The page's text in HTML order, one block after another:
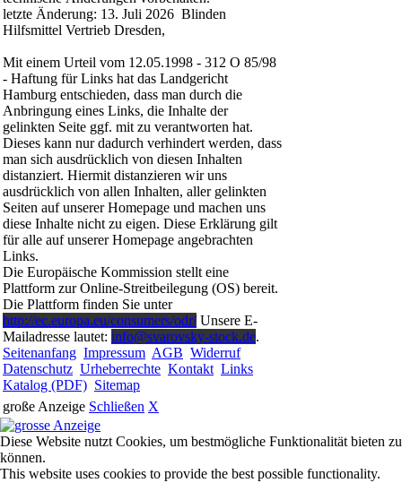
letzte Änderung: 13. Juli 2026 Blinden
Hilfsmittel Vertrieb Dresden,
Mit einem Urteil vom 12.05.1998 - 312 O 85/98
- Haftung für Links hat das Landgericht
Hamburg entschieden, dass man durch die
Anbringung eines Links, die Inhalte der
gelinkten Seite ggf. mit zu verantworten hat.
Dieses kann nur dadurch verhindert werden, dass
man sich ausdrücklich von diesen Inhalten
distanziert. Hiermit distanzieren wir uns
ausdrücklich von allen Inhalten, aller gelinkten
Seiten auf unserer Homepage und machen uns
diese Inhalte nicht zu eigen. Diese Erklärung gilt
für alle auf unserer Homepage angebrachten
Links.
Die Europäische Kommission stellt eine
Plattform zur Online-Streitbeilegung (OS) bereit.
Die Plattform finden Sie unter
http://ec.europa.eu/consumers/odr/Unsere E-
Mailadresse lautet: info@svarovsky-stock.de.
Seitenanfang Impressum AGB Widerruf
Datenschutz Urheberrechte Kontakt Links
Katalog (PDF) Sitemap
große Anzeige Schließen X
Diese Website nutzt Cookies, um bestmögliche Funktionalität bieten zu
können.
This website uses cookies to provide the best possible functionality.